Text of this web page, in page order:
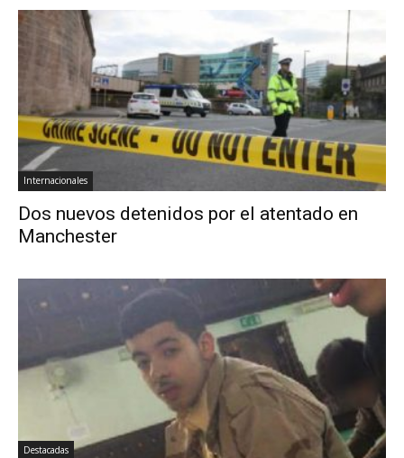
Internacionales
Dos nuevos detenidos por el atentado en
Manchester
Destacadas